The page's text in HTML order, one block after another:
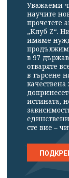
Уважаеми
научите
прочетете
„Клуб Z“.
имаме
в 97
отваряте
в търсене
истината,
сте вие –